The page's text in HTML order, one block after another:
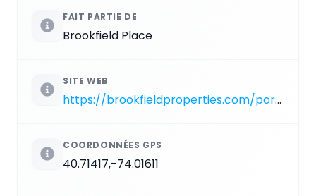
FAIT PARTIE DE
Brookfield Place
SITE WEB
https://brookfieldproperties.com/portfolio/new-york/downtown-ny/250-Vesey-Street
COORDONNÉES GPS
40.71417,-74.01611